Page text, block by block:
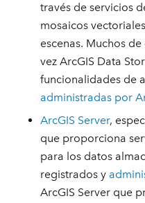
través de servicios
mosaicos
escenas. Muchos
vez ArcGIS Data
funcionalidades de
administradas por
ArcGIS Server,
que proporciona
para los datos
registrados y
ArcGIS Server que